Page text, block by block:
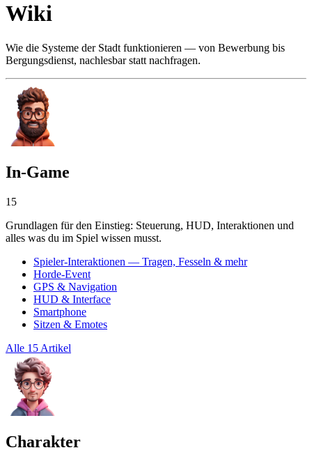
Wiki
Wie die Systeme der Stadt funktionieren — von Bewerbung bis
Bergungsdienst, nachlesbar statt nachfragen.
In-Game
15
Grundlagen für den Einstieg: Steuerung, HUD, Interaktionen und
alles was du im Spiel wissen musst.
Spieler-Interaktionen — Tragen, Fesseln & mehr
Horde-Event
GPS & Navigation
HUD & Interface
Smartphone
Sitzen & Emotes
Alle 15 Artikel
Charakter